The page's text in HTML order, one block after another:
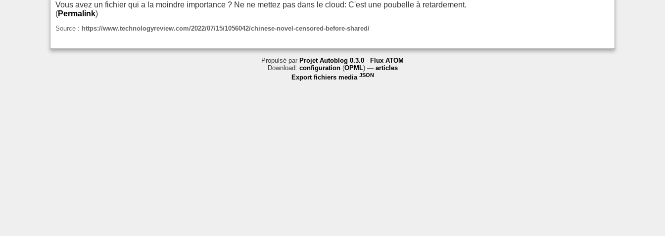
Vous avez un fichier qui a la moindre importance ? Ne ne mettez pas dans le cloud: C'est une poubelle à retardement.
(Permalink)
Source : https://www.technologyreview.com/2022/07/15/1056042/chinese-novel-censored-before-shared/
Propulsé par Projet Autoblog 0.3.0 - Flux ATOM
Download: configuration(OPML) — articles
Export fichiers media JSON